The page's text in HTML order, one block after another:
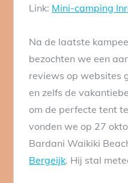
Link: Mini-camping
Na de laatste
bezochten we een
reviews op websites
en zelfs de
om de perfecte tent
vonden we op 27
Bardani Waikiki
Bergeijk. Hij stal